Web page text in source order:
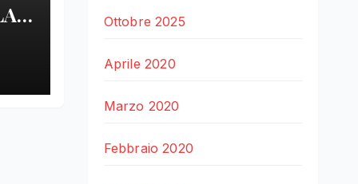
Ottobre 2025
Aprile 2020
Marzo 2020
Febbraio 2020